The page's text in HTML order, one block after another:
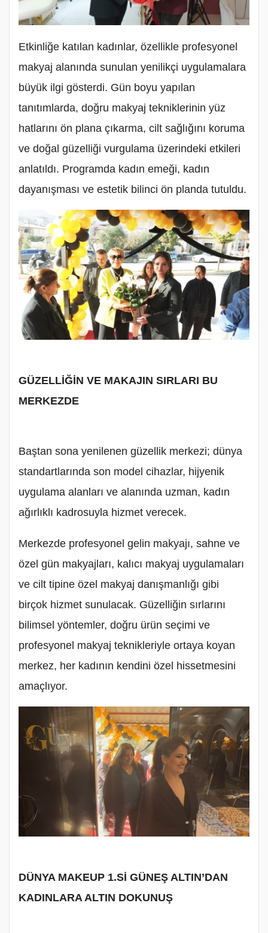
Etkinliğe katılan kadınlar, özellikle profesyonel
makyaj alanında sunulan yenilikçi uygulamalara
büyük ilgi gösterdi. Gün boyu yapılan
tanıtımlarda, doğru makyaj tekniklerinin yüz
hatlarını ön plana çıkarma, cilt sağlığını koruma
ve doğal güzelliği vurgulama üzerindeki etkileri
anlatıldı. Programda kadın emeği, kadın
dayanışması ve estetik bilinci ön planda tutuldu.
GÜZELLİĞİN VE MAKAJIN SIRLARI BU
MERKEZDE
Baştan sona yenilenen güzellik merkezi; dünya
standartlarında son model cihazlar, hijyenik
uygulama alanları ve alanında uzman, kadın
ağırlıklı kadrosuyla hizmet verecek.
Merkezde profesyonel gelin makyajı, sahne ve
özel gün makyajları, kalıcı makyaj uygulamaları
ve cilt tipine özel makyaj danışmanlığı gibi
birçok hizmet sunulacak. Güzelliğin sırlarını
bilimsel yöntemler, doğru ürün seçimi ve
profesyonel makyaj teknikleriyle ortaya koyan
merkez, her kadının kendini özel hissetmesini
amaçlıyor.
DÜNYA MAKEUP 1.Sİ GÜNEŞ ALTIN’DAN
KADINLARA ALTIN DOKUNUŞ